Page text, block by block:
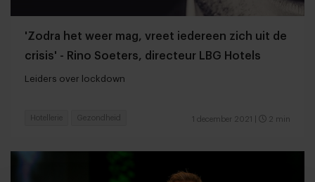
'Zodra het weer mag, vreet iedereen zich uit de
crisis' - Rino Soeters, directeur LBG Hotels
Leiders over lockdown
1 december 2021 2 min
Hotellerie Gezondheid